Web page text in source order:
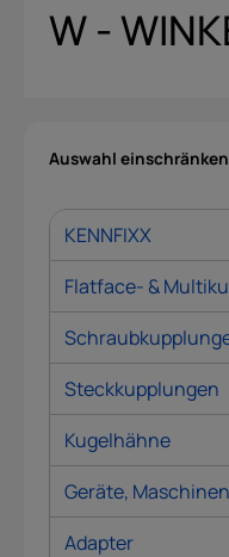
W -
Auswahl
KENNFIXX
Flatface- &
Steckkupplungen
Kugelhähne
Geräte,
Adapter